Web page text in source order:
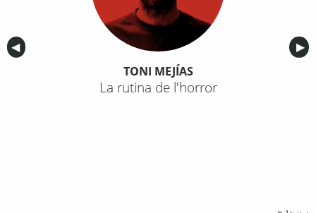
Anterior
◀︎ ▶︎
TONI MEJÍAS
La rutina de l'horror